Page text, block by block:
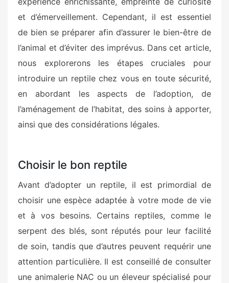
et d’émerveillement. Cependant, il est essentiel
de bien se préparer afin d’assurer le bien-être de
l’animal et d’éviter des imprévus. Dans cet article,
nous explorerons les étapes cruciales pour
introduire un reptile chez vous en toute sécurité,
en abordant les aspects de l’adoption, de
l’aménagement de l’habitat, des soins à apporter,
ainsi que des considérations légales.
Choisir le bon reptile
Avant d’adopter un reptile, il est primordial de
choisir une espèce adaptée à votre mode de vie
et à vos besoins. Certains reptiles, comme le
serpent des blés, sont réputés pour leur facilité
de soin, tandis que d’autres peuvent requérir une
attention particulière. Il est conseillé de consulter
une animalerie NAC ou un éleveur spécialisé pour